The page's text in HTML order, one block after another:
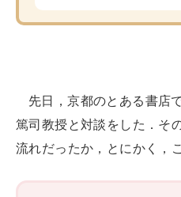
先日，京都のとある書店
篤司教授と対談をした．そ
流れだったか，とにかく，